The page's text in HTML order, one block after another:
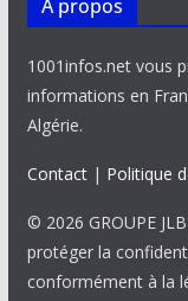
À propos
1001infos.net vous
informations en
Algérie.
Contact| Politique
© 2026 GROUPE
protéger la
conformément à la